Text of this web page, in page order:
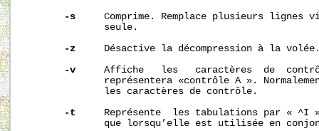
-s
Comprime. Remplace plusieurs lignes
              seule.
-z
Désactive la décompression à la
-v
Affiche   les   caractères  de
représentera «contrôle A ».
              les caractères de contrôle.
-t
Représente  les tabulations par « ^I
que lorsqu’elle est utilisée en